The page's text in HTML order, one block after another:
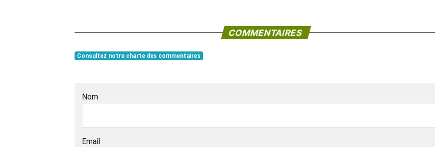
COMMENTAIRES
Consultez notre charte des commentaires
Nom
Email